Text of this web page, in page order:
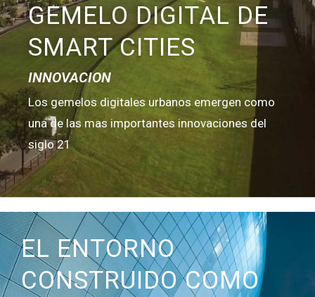
GEMELO DIGITAL DE
SMART CITIES
INNOVACION
Los gemelos digitales urbanos emergen como
una de las mas importantes innovaciones del
siglo 21
EL ENTORNO
CONSTRUIDO COMO